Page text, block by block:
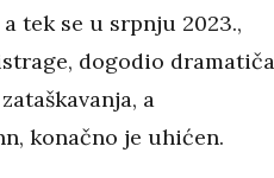
tek se u srpnju 2023.,
dogodio
a
konačno je uhićen.